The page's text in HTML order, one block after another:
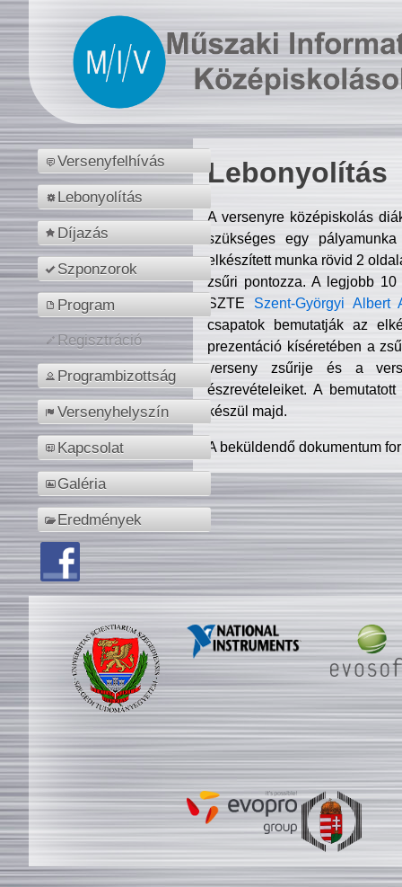
Versenyfelhívás
Lebonyolítás
Díjazás
Szponzorok
Program
Regisztráció
Programbizottság
Versenyhelyszín
Kapcsolat
Galéria
Eredmények
Lebonyolítás
A versenyre középiskolás
szükséges egy
elkészített munka rövid 2
zsűri pontozza. A legjobb
SZTE Szent-Györgyi Albert
csapatok bemutatják az
prezentáció kíséretében a
verseny zsűrije és a
észrevételeiket. A
készül majd.
A beküldendő dokumentum